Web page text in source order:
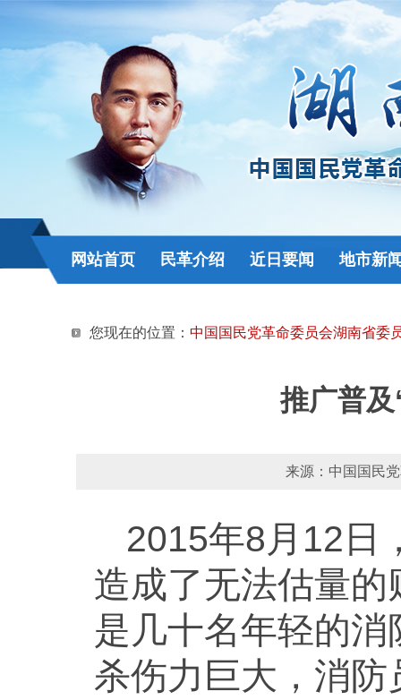
网站首页 民革介绍 近日要闻 地市新
您现在的位置： 中国国民党革命委员会湖南省委
推广普
来源：中国国
2015年8月12日
造成了无法估量
是几十名年轻的
杀伤力巨大，消